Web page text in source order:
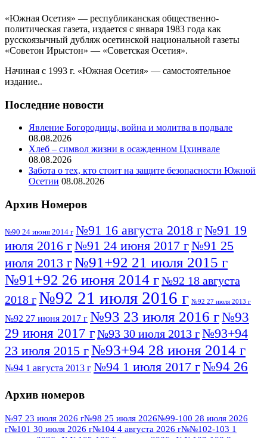
«Южная Осетия» — республиканская общественно-
политическая газета, издается с января 1983 года как
русскоязычный дубляж осетинской национальной газеты
«Советон Ирыстон» — «Советская Осетия».
Начиная с 1993 г. «Южная Осетия» — самостоятельное
издание..
Последние новости
Явление Богородицы, война и молитва в подвале
08.08.2026
Хлеб – символ жизни в осажденном Цхинвале
08.08.2026
Забота о тех, кто стоит на защите безопасности Южной
Осетии 08.08.2026
Архив Номеров
№90 24 июня 2014 г №91 16 августа 2018 г№91 19
июля 2016 г№91 24 июня 2017 г№91 25
июля 2013 г№91+92 21 июля 2015 г
№91+92 26 июня 2014 г№92 18 августа
2018 г№92 21 июля 2016 г №92 27 июля 2013 г
№92 27 июня 2017 г №93 23 июля 2016 г№93
29 июня 2017 г№93 30 июля 2013 г№93+94
23 июля 2015 г№93+94 28 июня 2014 г
№94 1 августа 2013 г №94 1 июля 2017 г№94 26
№95 7 августа 2012 г
№95 28 июля 2016 г №95+96 3 августа
2013 г№96 6 июля 2017 г№96 9 августа
Архив номеров
№97 23 июля 2026 г№98 25 июля 2026№99-100 28 июля 2026
г№101 30 июля 2026 г№104 4 августа 2026 г№№102-103 1